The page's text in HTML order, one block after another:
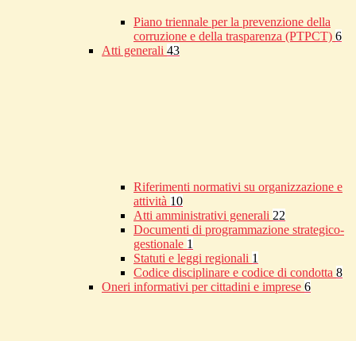
Piano triennale per la prevenzione della
corruzione e della trasparenza (PTPCT) 6
Atti generali 43
Riferimenti normativi su organizzazione e
attività 10
Atti amministrativi generali 22
Documenti di programmazione strategico-
gestionale 1
Statuti e leggi regionali 1
Codice disciplinare e codice di condotta 8
Oneri informativi per cittadini e imprese 6